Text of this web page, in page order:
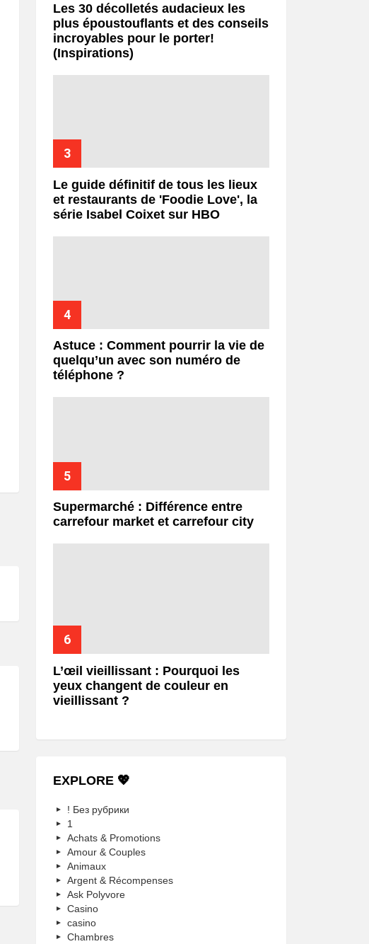
Les 30 décolletés audacieux les
plus époustouflants et des conseils
incroyables pour le porter!
(Inspirations)
Le guide définitif de tous les lieux
et restaurants de 'Foodie Love', la
série Isabel Coixet sur HBO
Astuce : Comment pourrir la vie de
quelqu’un avec son numéro de
téléphone ?
Supermarché : Différence entre
carrefour market et carrefour city
L’œil vieillissant : Pourquoi les
yeux changent de couleur en
vieillissant ?
EXPLORE 💖
! Без рубрики
1
Achats & Promotions
Amour & Couples
Animaux
Argent & Récompenses
Ask Polyvore
Casino
casino
Chambres